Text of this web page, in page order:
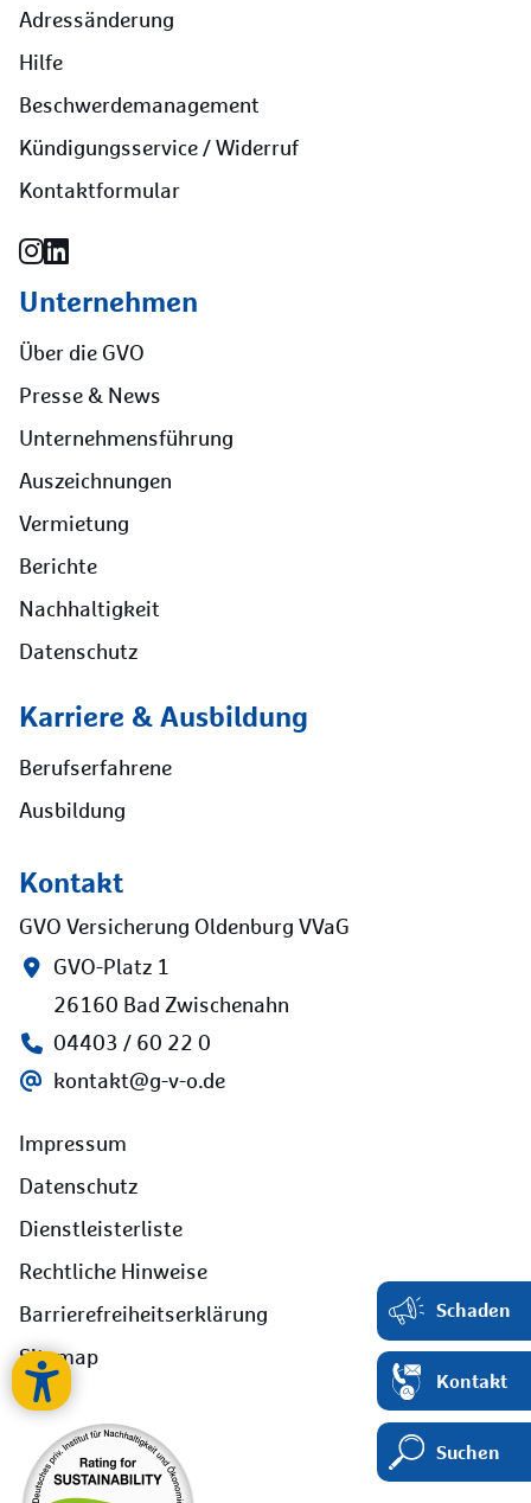
Schaden
Kontakt
Suchen
Adressänderung
Hilfe
Beschwerdemanagement
Kündigungsservice / Widerruf
Kontaktformular
Unternehmen
Über die GVO
Presse & News
Unternehmensführung
Auszeichnungen
Vermietung
Berichte
Nachhaltigkeit
Datenschutz
Karriere & Ausbildung
Berufserfahrene
Ausbildung
Kontakt
GVO Versicherung Oldenburg VVaG
GVO-Platz 1
26160 Bad Zwischenahn
04403 / 60 22 0
kontakt@g-v-o.de
Impressum
Datenschutz
Dienstleisterliste
Rechtliche Hinweise
Barrierefreiheitserklärung
Sitemap